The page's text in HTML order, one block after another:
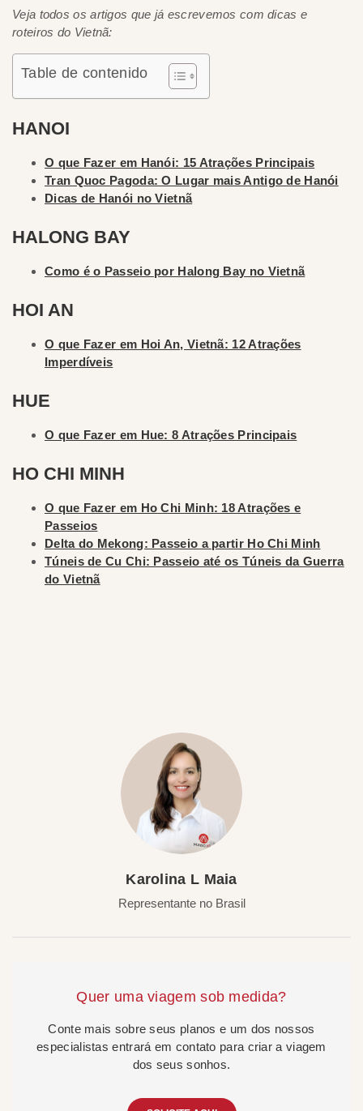
Veja todos os artigos que já escrevemos com dicas e
roteiros do Vietnã:
Table de contenido
HANOI
O que Fazer em Hanói: 15 Atrações Principais
Tran Quoc Pagoda: O Lugar mais Antigo de Hanói
Dicas de Hanói no Vietnã
HALONG BAY
Como é o Passeio por Halong Bay no Vietnã
HOI AN
O que Fazer em Hoi An, Vietnã: 12 Atrações
Imperdíveis
HUE
O que Fazer em Hue: 8 Atrações Principais
HO CHI MINH
O que Fazer em Ho Chi Minh: 18 Atrações e
Passeios
Delta do Mekong: Passeio a partir Ho Chi Minh
Túneis de Cu Chi: Passeio até os Túneis da Guerra
do Vietnã
Karolina L Maia
Representante no Brasil
Quer uma viagem sob medida?
Conte mais sobre seus planos e um dos nossos
especialistas entrará em contato para criar a viagem
dos seus sonhos.